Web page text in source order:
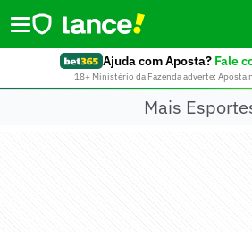
Ajuda com Aposta? Fale
18+ Ministério da Fazenda adverte: Aposta
Mais